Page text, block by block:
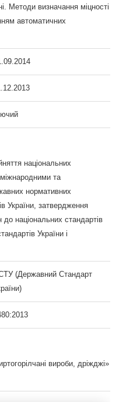
Методи визначання міцності
автоматичних
національних
міжнародними та
нормативних
України, затвердження
до національних стандартів
України і
(Державний Стандарт
вироби, дріжджі»